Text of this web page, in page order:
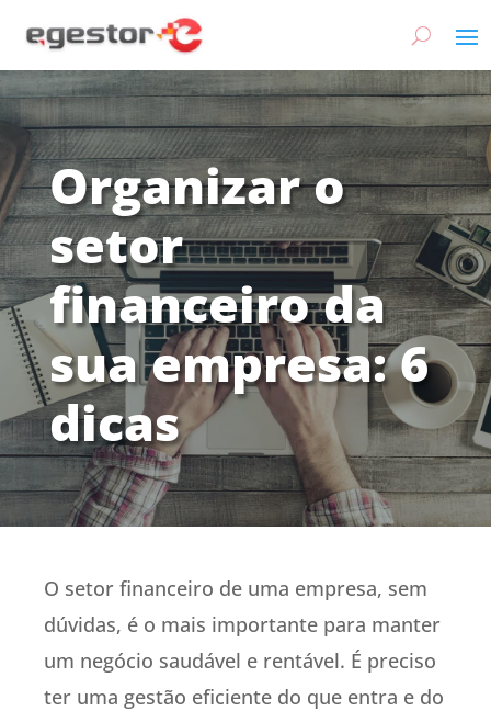
Organizar o
setor
financeiro da
sua empresa: 6
dicas
O setor financeiro de uma empresa, sem
dúvidas, é o mais importante para manter
um negócio saudável e rentável. É preciso
ter uma gestão eficiente do que entra e do